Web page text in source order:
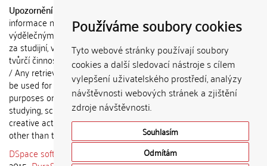
Používáme soubory cookies
Tyto webové stránky používají soubory
cookies a další sledovací nástroje s cílem
vylepšení uživatelského prostředí, analýzy
návštěvnosti webových stránek a zjištění
zdroje návštěvnosti.
Souhlasím
Odmítám
Upozornění / Notice:
informace nemohou být použity k
výdělečným účelům nebo vydávány
za studijní, vědeckou nebo jinou
tvůrčí činnost jiné osoby než autora.
/ Any retrieved information shall not
be used for any commercial
purposes or claimed as results of
studying, scientific or any other
creative activities of any person
other than the author.
DSpace software
copyright © 2002-